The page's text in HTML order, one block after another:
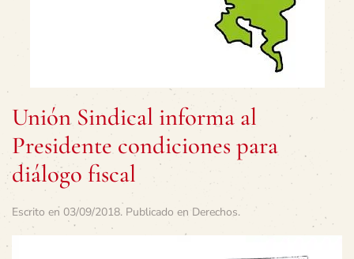
Unión Sindical informa al
Presidente condiciones para
diálogo fiscal
Escrito en 03/09/2018. Publicado en Derechos.